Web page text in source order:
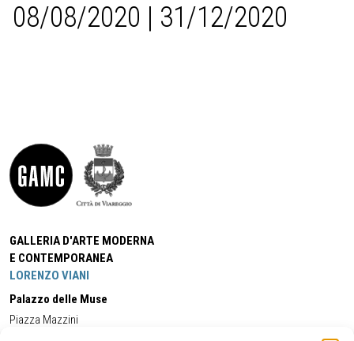
08/08/2020 | 31/12/2020
GALLERIA D'ARTE MODERNA
E CONTEMPORANEA
LORENZO VIANI
Palazzo delle Muse
Piazza Mazzini